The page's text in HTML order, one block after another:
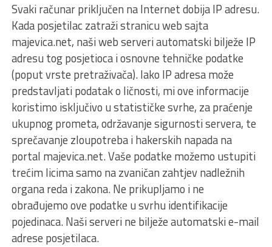
Svaki računar priključen na Internet dobija IP adresu.
Kada posjetilac zatraži stranicu web sajta
majevica.net, naši web serveri automatski bilježe IP
adresu tog posjetioca i osnovne tehničke podatke
(poput vrste pretraživača). Iako IP adresa može
predstavljati podatak o ličnosti, mi ove informacije
koristimo isključivo u statističke svrhe, za praćenje
ukupnog prometa, održavanje sigurnosti servera, te
sprečavanje zloupotreba i hakerskih napada na
portal majevica.net. Vaše podatke možemo ustupiti
trećim licima samo na zvaničan zahtjev nadležnih
organa reda i zakona. Ne prikupljamo i ne
obrađujemo ove podatke u svrhu identifikacije
pojedinaca. Naši serveri ne bilježe automatski e-mail
adrese posjetilaca.